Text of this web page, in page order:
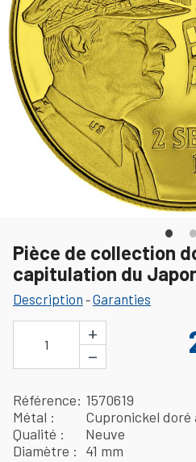
Pièce de collection
capitulation du
Description -Garanties
1
+
−
Référence 1570619
Métal
Cupronickel doré
Qualité
Neuve
Diamètre
41 mm